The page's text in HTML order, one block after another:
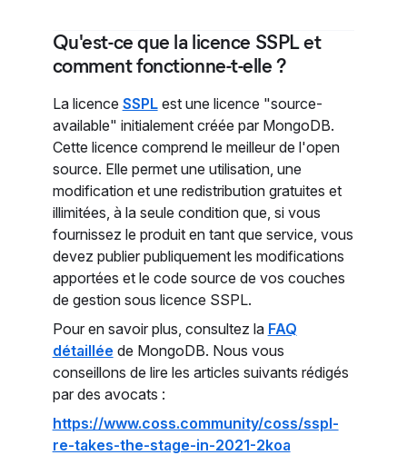
Qu'est-ce que la licence SSPL et
comment fonctionne-t-elle ?
La licence SSPLest une licence "source-
available" initialement créée par MongoDB.
Cette licence comprend le meilleur de l'open
source. Elle permet une utilisation, une
modification et une redistribution gratuites et
illimitées, à la seule condition que, si vous
fournissez le produit en tant que service, vous
devez publier publiquement les modifications
apportées et le code source de vos couches
de gestion sous licence SSPL.
Pour en savoir plus, consultez la FAQ
détaillée de MongoDB. Nous vous
conseillons de lire les articles suivants rédigés
par des avocats :
https://www.coss.community/coss/sspl-
re-takes-the-stage-in-2021-2koa